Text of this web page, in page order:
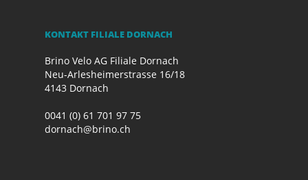
KONTAKT FILIALE DORNACH
Brino Velo AG Filiale Dornach
Neu-Arlesheimerstrasse 16/18
4143 Dornach
0041 (0) 61 701 97 75
dornach@brino.ch